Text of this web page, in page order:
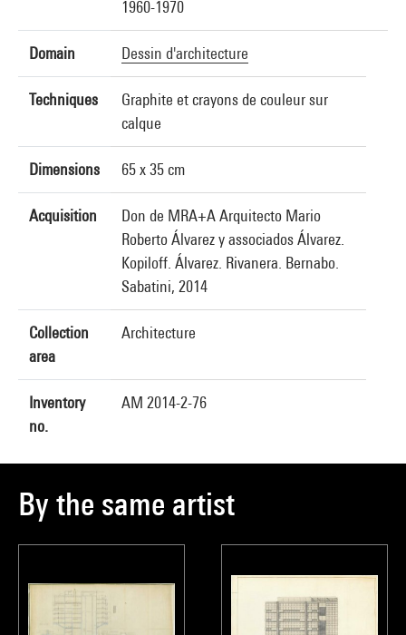
1960-1970
Domain Dessin d'architecture
Techniques
Graphite et crayons de couleur sur
calque
Dimensions 65 x 35 cm
Acquisition
Don de MRA+A Arquitecto Mario
Roberto Álvarez y associados Álvarez.
Kopiloff. Álvarez. Rivanera. Bernabo.
Sabatini, 2014
Collection
area
Architecture
Inventory
no.
AM 2014-2-76
By the same artist